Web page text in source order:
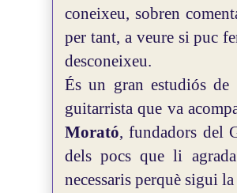
coneixeu, sobren
per tant, a veure si puc
desconeixeu.
És un gran estudiós
guitarrista que va
Morató, fundadors del
dels pocs que li
necessaris perquè sigui